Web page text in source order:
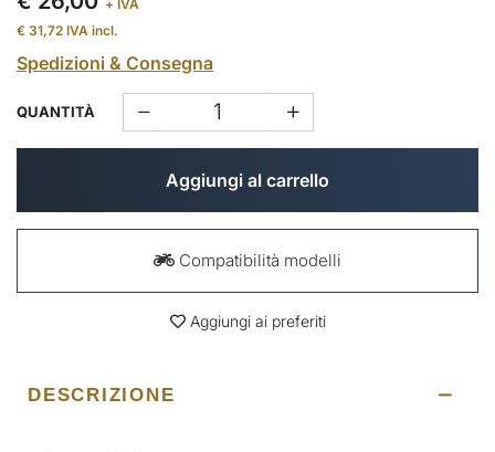
+ IVA
€ 31,72 IVA incl.
Spedizioni & Consegna
QUANTITÀ
Aggiungi al carrello
Compatibilità modelli
Aggiungi ai preferiti
DESCRIZIONE